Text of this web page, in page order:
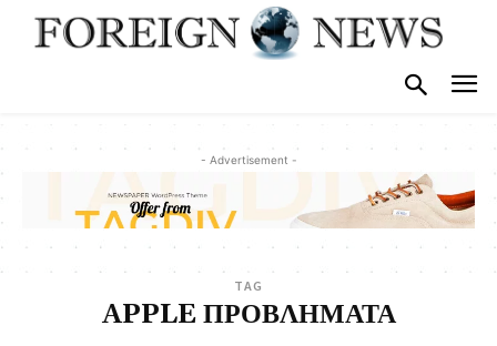
- Advertisement -
TAG
APPLE ΠΡΟΒΛΗΜΑΤΑ